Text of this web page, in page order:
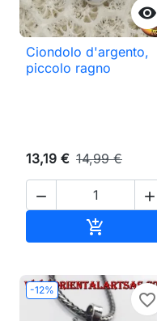

Ciondolo d'argento,
piccolo ragno
13,19 € 14,99 €
 

-12%
favorite_border